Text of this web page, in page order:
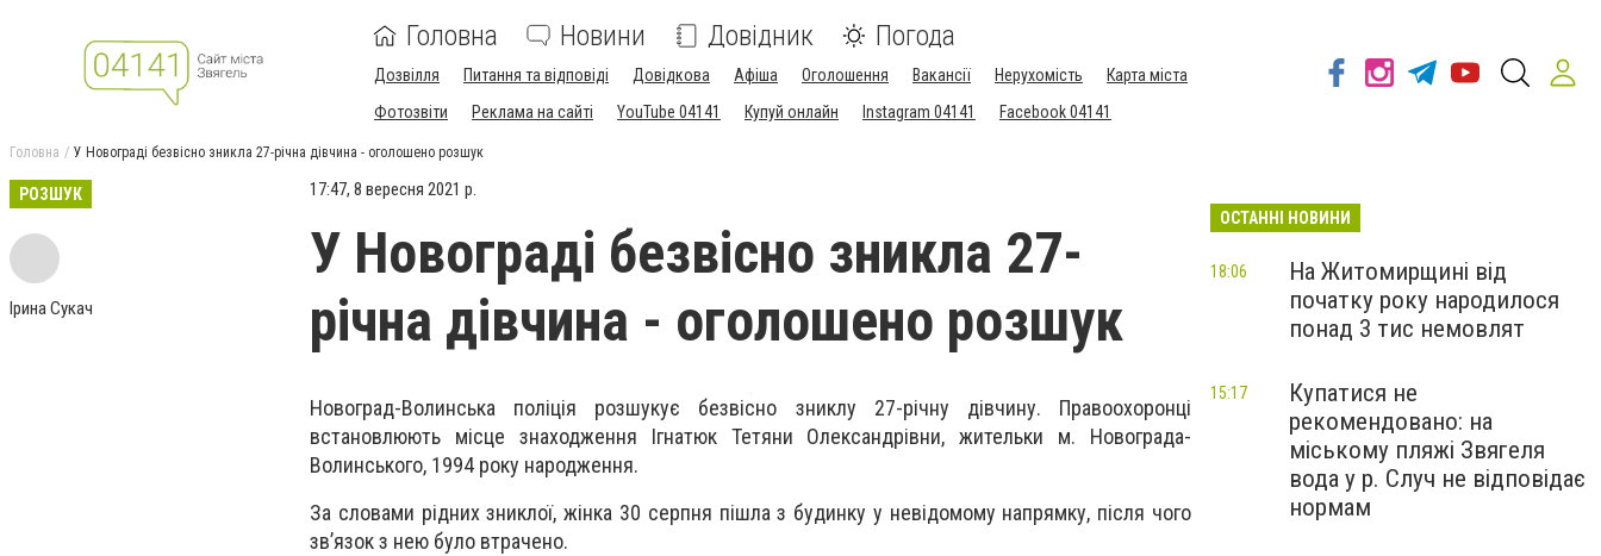
Головна Новини Довідник Погода
Дозвілля Питання та відповіді Довідкова Афіша Оголошення Вакансії Нерухомість
Карта міста
Фотозвіти
Реклама на сайті YouTube 04141 Купуй онлайн Instagram 04141 Facebook 04141
Головна У Новограді безвісно зникла 27-річна дівчина - оголошено розшук
РОЗШУК
Ірина Сукач
17:47, 8 вересня 2021 р.
У Новограді безвісно зникла 27-
річна дівчина - оголошено розшук
Новоград-Волинська поліція розшукує безвісно зниклу 27-річну дівчину. Правоохоронці
встановлюють місце знаходження Ігнатюк Тетяни Олександрівни, жительки м. Новограда-
Волинського, 1994 року народження.
За словами рідних зниклої, жінка 30 серпня пішла з будинку у невідомому напрямку, після чого
зв’язок з нею було втрачено.
ОСТАННІ НОВИНИ
На Житомирщині від
початку року народилося
понад 3 тис немовлят
18:06
Купатися не
рекомендовано: на
міському пляжі Звягеля
вода у р. Случ не відповідає
нормам
15:17